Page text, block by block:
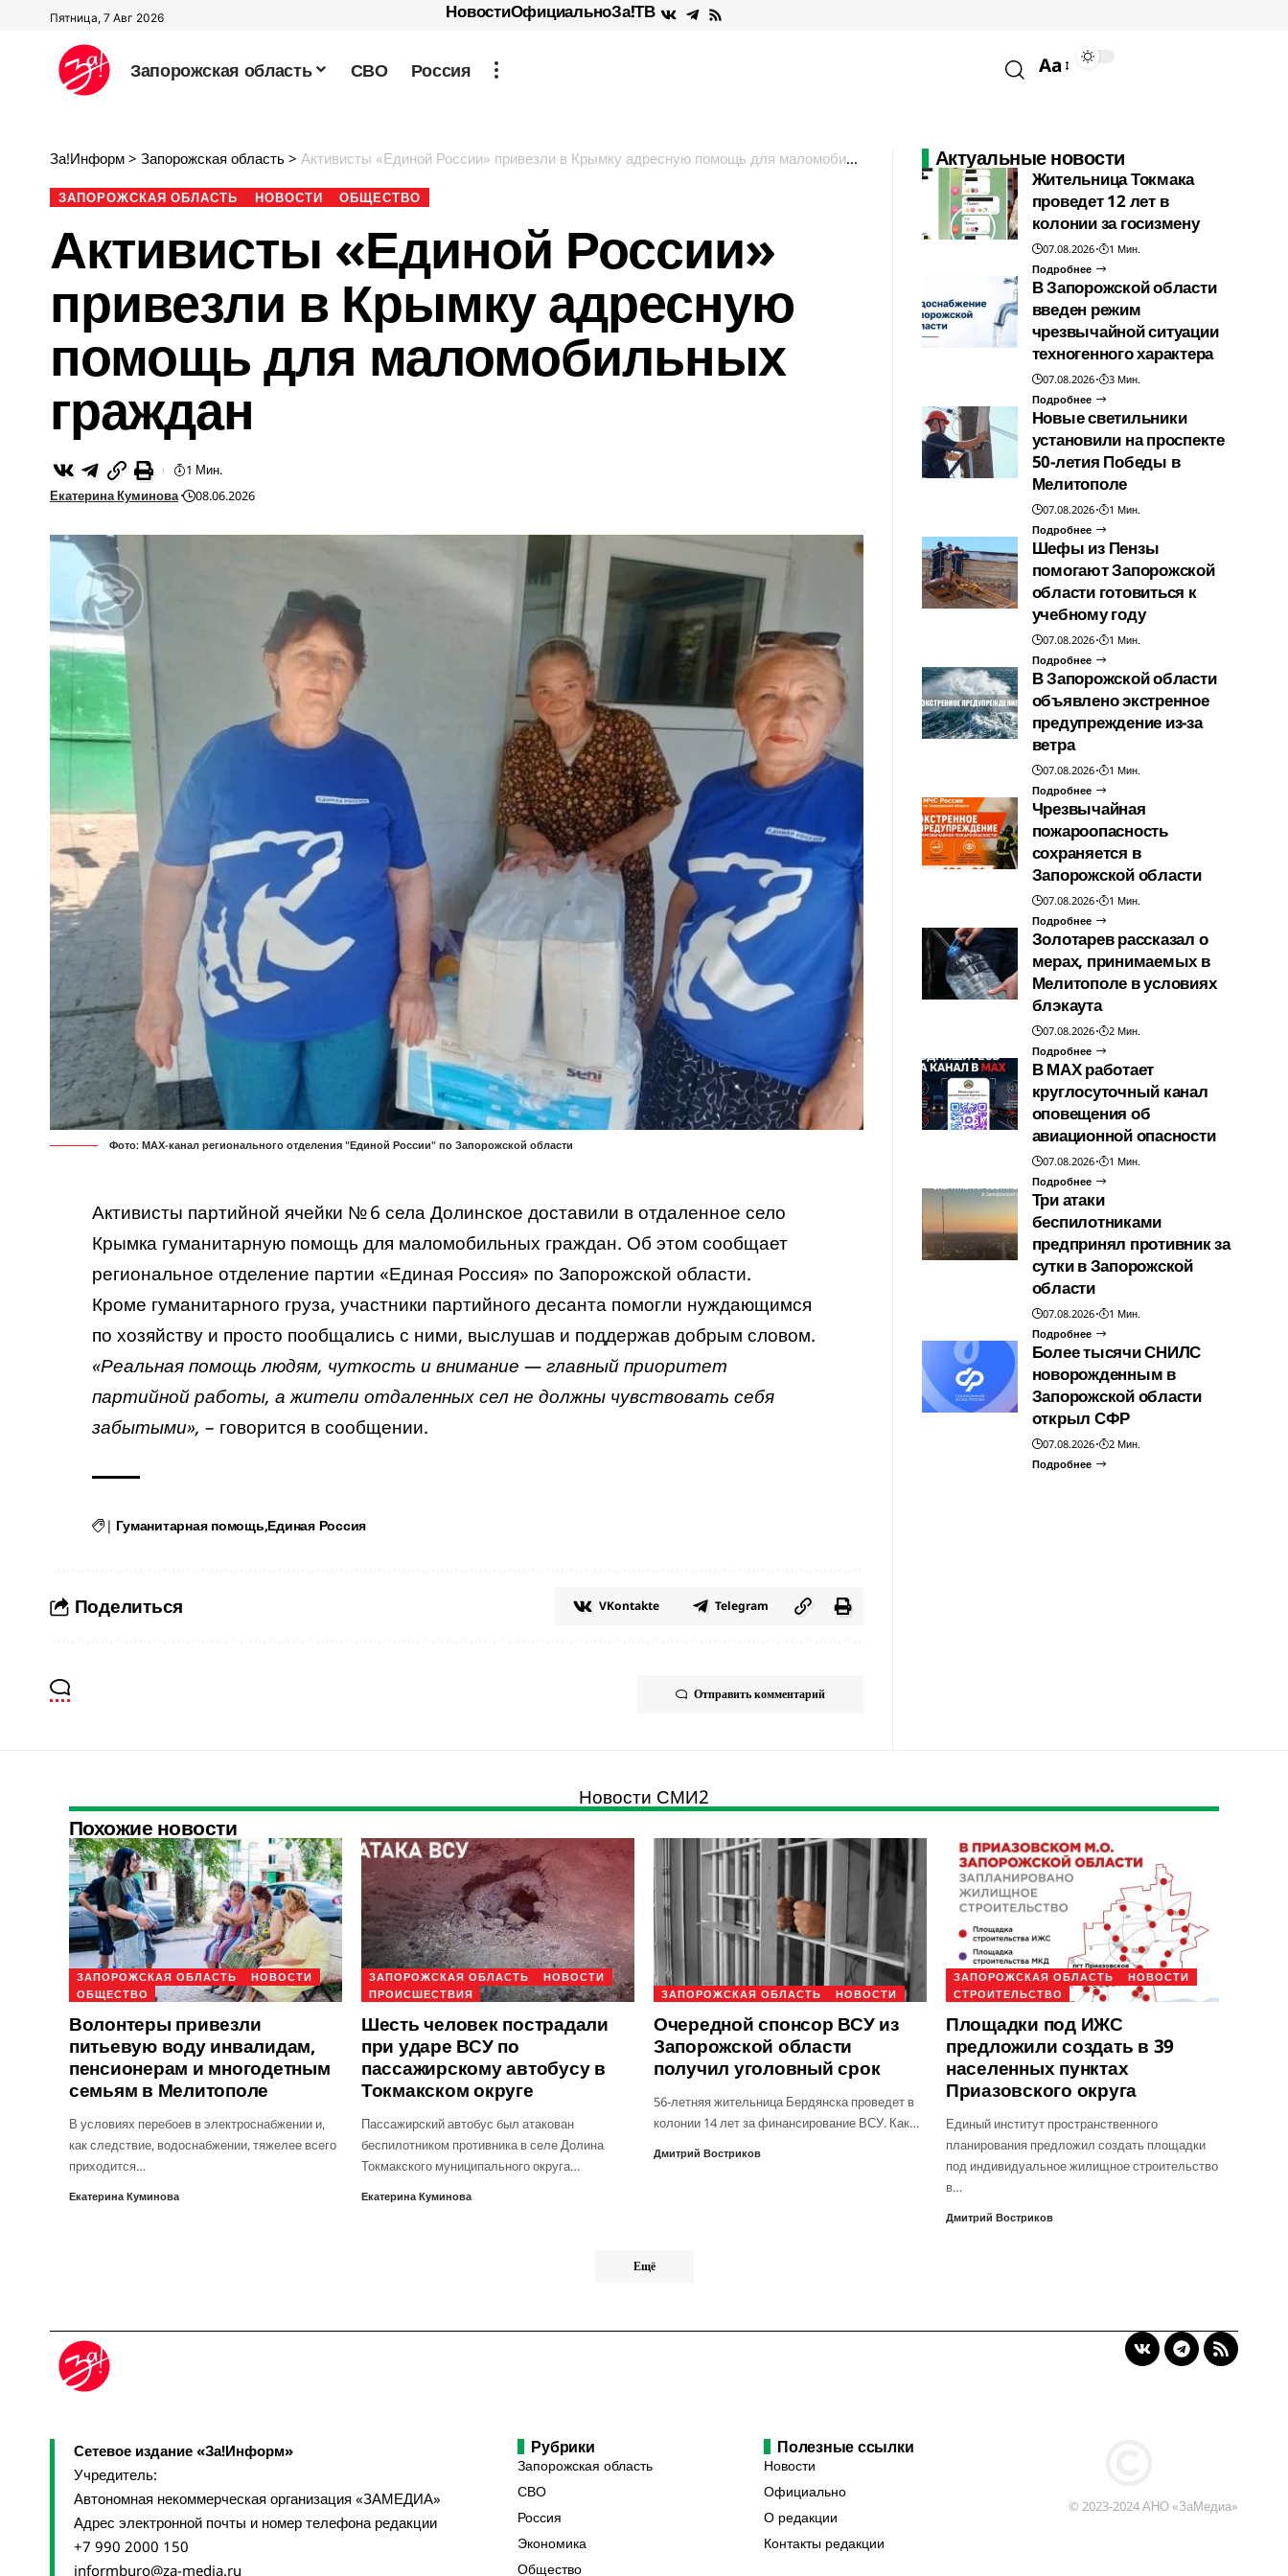
Пятница, 7 Авг 2026 НовостиОфициальноЗа!ТВ
Запорожская область СВО Россия Aa
За!Информ > Запорожская область > Активисты «Единой России» привезли в Крымку адресную помощь для маломобильных граждан
ЗАПОРОЖСКАЯ ОБЛАСТЬ НОВОСТИ ОБЩЕСТВО
Активисты «Единой России»
привезли в Крымку адресную
помощь для маломобильных
граждан
Екатерина Куминова 08.06.2026
1 Мин.
Фото: МАХ-канал регионального отделения "Единой России" по Запорожской области
Активисты партийной ячейки № 6 села Долинское доставили в отдаленное село
Крымка гуманитарную помощь для маломобильных граждан. Об этомсообщает
региональное отделение партии «Единая Россия» по Запорожской области.
Кроме гуманитарного груза, участники партийного десанта помогли нуждающимся
по хозяйству и просто пообщались с ними, выслушав и поддержав добрым словом.
«Реальная помощь людям, чуткость и внимание — главный приоритет
партийной работы, а жители отдаленных сел не должны чувствовать себя
забытыми», – говорится в сообщении.
| Гуманитарная помощь Единая Россия
Поделиться VKontakte Telegram
Отправить комментарий
Актуальные новости
Жительница Токмака
проведет 12 лет в
колонии за госизмену
07.08.2026
1 Мин.
Подробнее
В Запорожской области
введен режим
чрезвычайной ситуации
техногенного характера
07.08.2026
3 Мин.
Подробнее
Новые светильники
установили на проспекте
50-летия Победы в
Мелитополе
07.08.2026
1 Мин.
Подробнее
Шефы из Пензы
помогают Запорожской
области готовиться к
учебному году
07.08.2026
1 Мин.
Подробнее
В Запорожской области
объявлено экстренное
предупреждение из-за
ветра
07.08.2026
1 Мин.
Подробнее
Чрезвычайная
пожароопасность
сохраняется в
Запорожской области
07.08.2026
1 Мин.
Подробнее
Золотарев рассказал о
мерах, принимаемых в
Мелитополе в условиях
блэкаута
07.08.2026
2 Мин.
Подробнее
В МАХ работает
круглосуточный канал
оповещения об
авиационной опасности
07.08.2026
1 Мин.
Подробнее
Три атаки
беспилотниками
предпринял противник за
сутки в Запорожской
области
07.08.2026
1 Мин.
Подробнее
Более тысячи СНИЛС
новорожденным в
Запорожской области
открыл СФР
07.08.2026
2 Мин.
Подробнее
Новости СМИ2
Похожие новости
ЗАПОРОЖСКАЯ ОБЛАСТЬ
НОВОСТИ
ОБЩЕСТВО
Волонтеры привезли
питьевую воду инвалидам,
пенсионерам и многодетным
семьям в Мелитополе
В условиях перебоев в электроснабжении и,
как следствие, водоснабжении, тяжелее всего
приходится…
Екатерина Куминова
ЗАПОРОЖСКАЯ ОБЛАСТЬ
НОВОСТИ
ПРОИСШЕСТВИЯ
Шесть человек пострадали
при ударе ВСУ по
пассажирскому автобусу в
Токмакском округе
Пассажирский автобус был атакован
беспилотником противника в селе Долина
Токмакского муниципального округа…
Екатерина Куминова
ЗАПОРОЖСКАЯ ОБЛАСТЬ НОВОСТИ
Очередной спонсор ВСУ из
Запорожской области
получил уголовный срок
56-летняя жительница Бердянска проведет в
колонии 14 лет за финансирование ВСУ. Как…
Дмитрий Востриков
ЗАПОРОЖСКАЯ ОБЛАСТЬ
НОВОСТИ
СТРОИТЕЛЬСТВО
Площадки под ИЖС
предложили создать в 39
населенных пунктах
Приазовского округа
Единый институт пространственного
планирования предложил создать площадки
под индивидуальное жилищное строительство
в…
Дмитрий Востриков
Ещё
Сетевое издание «За!Информ»
Учредитель:
Автономная некоммерческая организация «ЗАМЕДИА»
Адрес электронной почты и номер телефона редакции
+7 990 2000 150
informburo@za-media.ru
Рубрики
Запорожская область
СВО
Россия
Экономика
Общество
Полезные ссылки
Новости
Официально
О редакции
Контакты редакции
© 2023-2024 АНО «ЗаМедиа»